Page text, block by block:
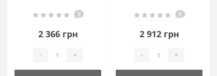
0
2 366 грн
- +
0
2 912 грн
- +